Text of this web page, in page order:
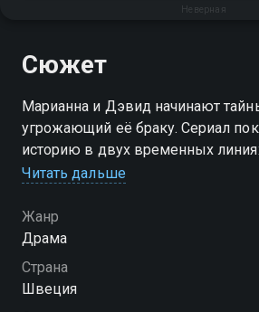
Неверная
Сюжет
Марианна и Дэвид начинают
угрожающий её браку. Сериал
историю в двух временных
лет
Читать дальше
Жанр
Драма
Страна
Швеция